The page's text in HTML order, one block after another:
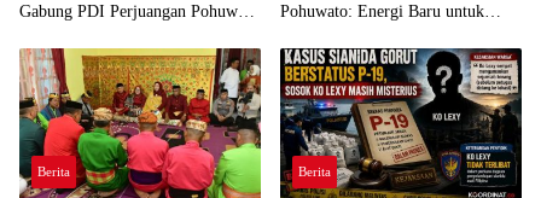
Gabung PDI Perjuangan Pohuwato
Pohuwato: Energi Baru untuk
Berita Berita